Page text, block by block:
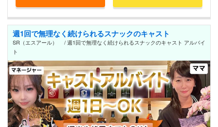
週1回で無理なく続けられるスナックのキャスト
SR（エスアール） / 週1回で無理なく続けられるスナックのキャスト アルバイ
ト